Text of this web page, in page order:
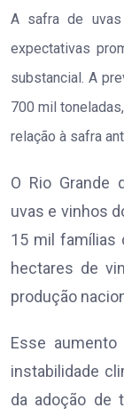
A safra de
expectativas
substancial. A
700 mil
relação à safra
O Rio Grande
uvas e vinhos
15 mil famílias
hectares de
produção
Esse
instabilidade
da adoção de